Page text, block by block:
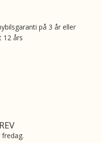
på 3 år eller
12 års